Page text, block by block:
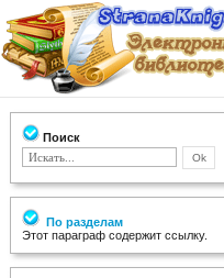
Поиск
По разделам
Этот параграф содержит ссылку.